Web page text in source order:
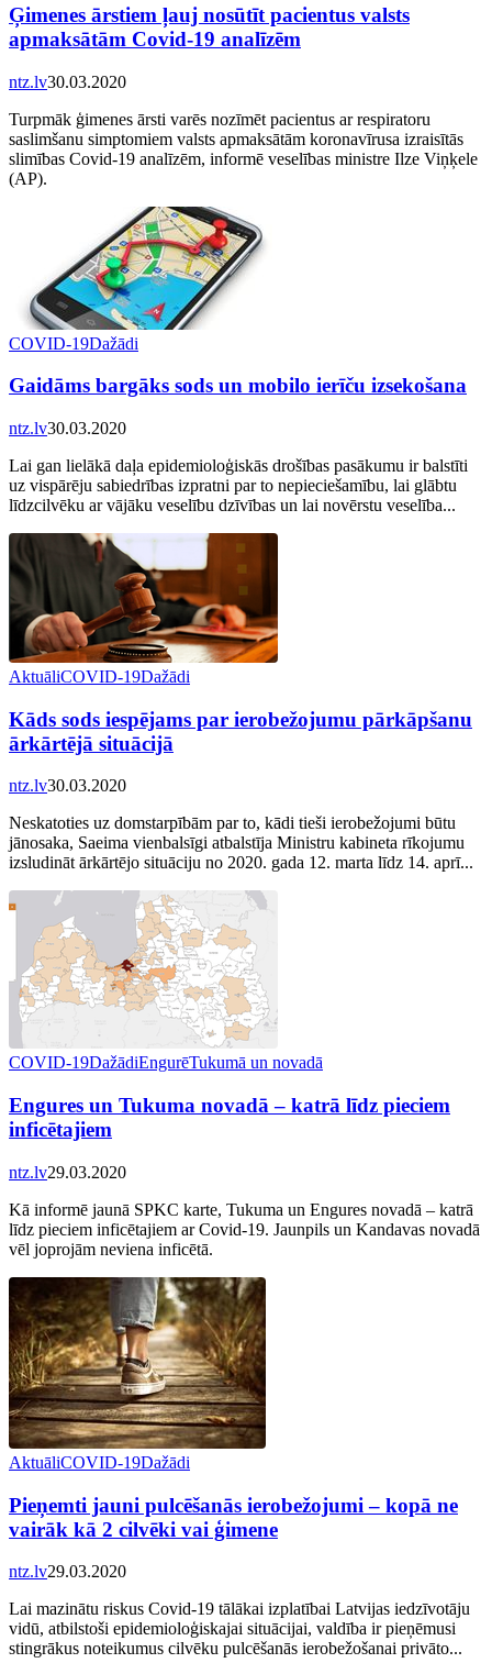
Ģimenes ārstiem ļauj nosūtīt pacientus valsts
apmaksātām Covid-19 analīzēm
ntz.lv30.03.2020
Turpmāk ģimenes ārsti varēs nozīmēt pacientus ar respiratoru
saslimšanu simptomiem valsts apmaksātām koronavīrusa izraisītās
slimības Covid-19 analīzēm, informē veselības ministre Ilze Viņķele
(AP).
COVID-19Dažādi
Gaidāms bargāks sods un mobilo ierīču izsekošana
ntz.lv30.03.2020
Lai gan lielākā daļa epidemioloģiskās drošības pasākumu ir balstīti
uz vispārēju sabiedrības izpratni par to nepieciešamību, lai glābtu
līdzcilvēku ar vājāku veselību dzīvības un lai novērstu veselība...
AktuāliCOVID-19Dažādi
Kāds sods iespējams par ierobežojumu pārkāpšanu
ārkārtējā situācijā
ntz.lv30.03.2020
Neskatoties uz domstarpībām par to, kādi tieši ierobežojumi būtu
jānosaka, Saeima vienbalsīgi atbalstīja Ministru kabineta rīkojumu
izsludināt ārkārtējo situāciju no 2020. gada 12. marta līdz 14. aprī...
COVID-19DažādiEngurēTukumā un novadā
Engures un Tukuma novadā – katrā līdz pieciem
inficētajiem
ntz.lv29.03.2020
Kā informē jaunā SPKC karte, Tukuma un Engures novadā – katrā
līdz pieciem inficētajiem ar Covid-19. Jaunpils un Kandavas novadā
vēl joprojām neviena inficētā.
AktuāliCOVID-19Dažādi
Pieņemti jauni pulcēšanās ierobežojumi – kopā ne
vairāk kā 2 cilvēki vai ģimene
ntz.lv29.03.2020
Lai mazinātu riskus Covid-19 tālākai izplatībai Latvijas iedzīvotāju
vidū, atbilstoši epidemioloģiskajai situācijai, valdība ir pieņēmusi
stingrākus noteikumus cilvēku pulcēšanās ierobežošanai privāto...